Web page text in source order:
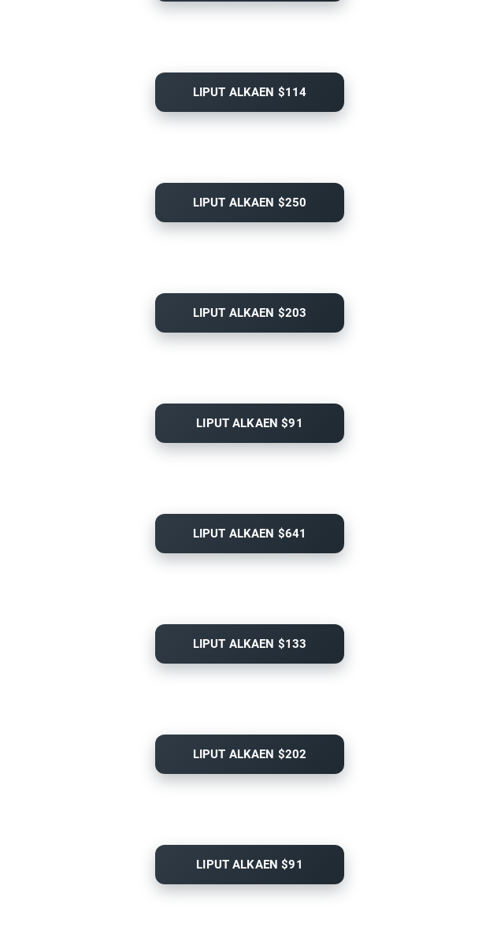
LIPUT ALKAEN $114
LIPUT ALKAEN $250
LIPUT ALKAEN $203
LIPUT ALKAEN $91
LIPUT ALKAEN $641
LIPUT ALKAEN $133
LIPUT ALKAEN $202
LIPUT ALKAEN $91